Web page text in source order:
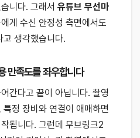
니다. 그래서 유튜브 무선마
게 수신 안정성 측면에서도
고 생각했습니다.
만족도를 좌우합니다
간다고 끝이 아닙니다. 촬영
정 장비와 연결이 애매하면
됩니다. 그런데 무브링크2